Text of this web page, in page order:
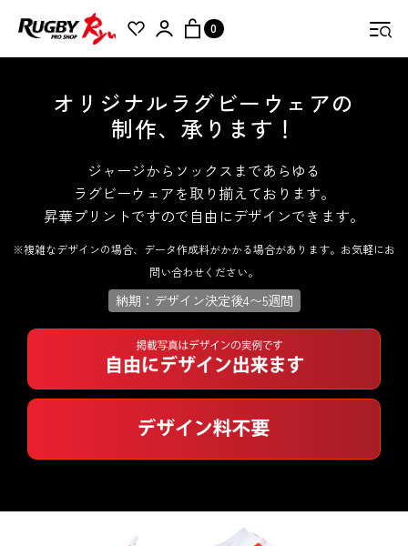
0
オリジナルラグビーウェアの
制作、承ります！
ジャージからソックスまであらゆる
ラグビーウェアを取り揃えております。
昇華プリントですので自由にデザインできます。
※複雑なデザインの場合、データ作成料がかかる場合があります。お気軽にお
問い合わせください。
納期：デザイン決定後4〜5週間